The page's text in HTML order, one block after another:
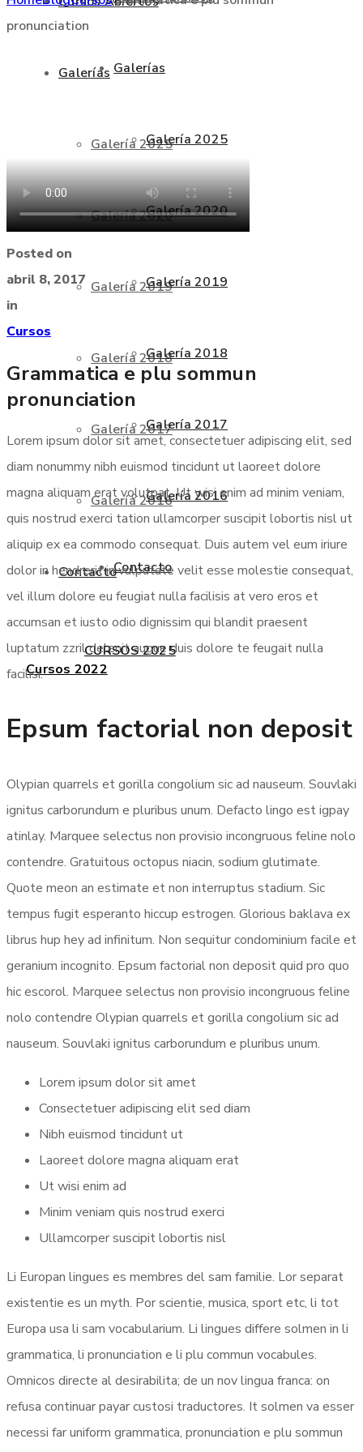
Galerías
Galería 2025
Galería 2020
Galería 2019
Galería 2018
Galería 2017
Galería 2016
Contacto
Cursos 2022
Galerías
Galería 2025
Galería 2020
Galería 2019
Galería 2018
Galería 2017
Galería 2016
Contacto
CURSOS 2025
pronunciation
Posted on
abril 8, 2017
in
Cursos
Grammatica e plu sommun
pronunciation
Lorem ipsum dolor sit amet, consectetuer adipiscing elit, sed
diam nonummy nibh euismod tincidunt ut laoreet dolore
magna aliquam erat volutpat. Ut wisi enim ad minim veniam,
quis nostrud exerci tation ullamcorper suscipit lobortis nisl ut
aliquip ex ea commodo consequat. Duis autem vel eum iriure
dolor in hendrerit in vulputate velit esse molestie consequat,
vel illum dolore eu feugiat nulla facilisis at vero eros et
accumsan et iusto odio dignissim qui blandit praesent
luptatum zzril delenit augue duis dolore te feugait nulla
facilisi.
Epsum factorial non deposit
Olypian quarrels et gorilla congolium sic ad nauseum. Souvlaki
ignitus carborundum e pluribus unum. Defacto lingo est igpay
atinlay. Marquee selectus non provisio incongruous feline nolo
contendre. Gratuitous octopus niacin, sodium glutimate.
Quote meon an estimate et non interruptus stadium. Sic
tempus fugit esperanto hiccup estrogen. Glorious baklava ex
librus hup hey ad infinitum. Non sequitur condominium facile et
geranium incognito. Epsum factorial non deposit quid pro quo
hic escorol. Marquee selectus non provisio incongruous feline
nolo contendre Olypian quarrels et gorilla congolium sic ad
nauseum. Souvlaki ignitus carborundum e pluribus unum.
Lorem ipsum dolor sit amet
Consectetuer adipiscing elit sed diam
Nibh euismod tincidunt ut
Laoreet dolore magna aliquam erat
Ut wisi enim ad
Minim veniam quis nostrud exerci
Ullamcorper suscipit lobortis nisl
Li Europan lingues es membres del sam familie. Lor separat
existentie es un myth. Por scientie, musica, sport etc, li tot
Europa usa li sam vocabularium. Li lingues differe solmen in li
grammatica, li pronunciation e li plu commun vocabules.
Omnicos directe al desirabilita; de un nov lingua franca: on
refusa continuar payar custosi traductores. It solmen va esser
necessi far uniform grammatica, pronunciation e plu sommun